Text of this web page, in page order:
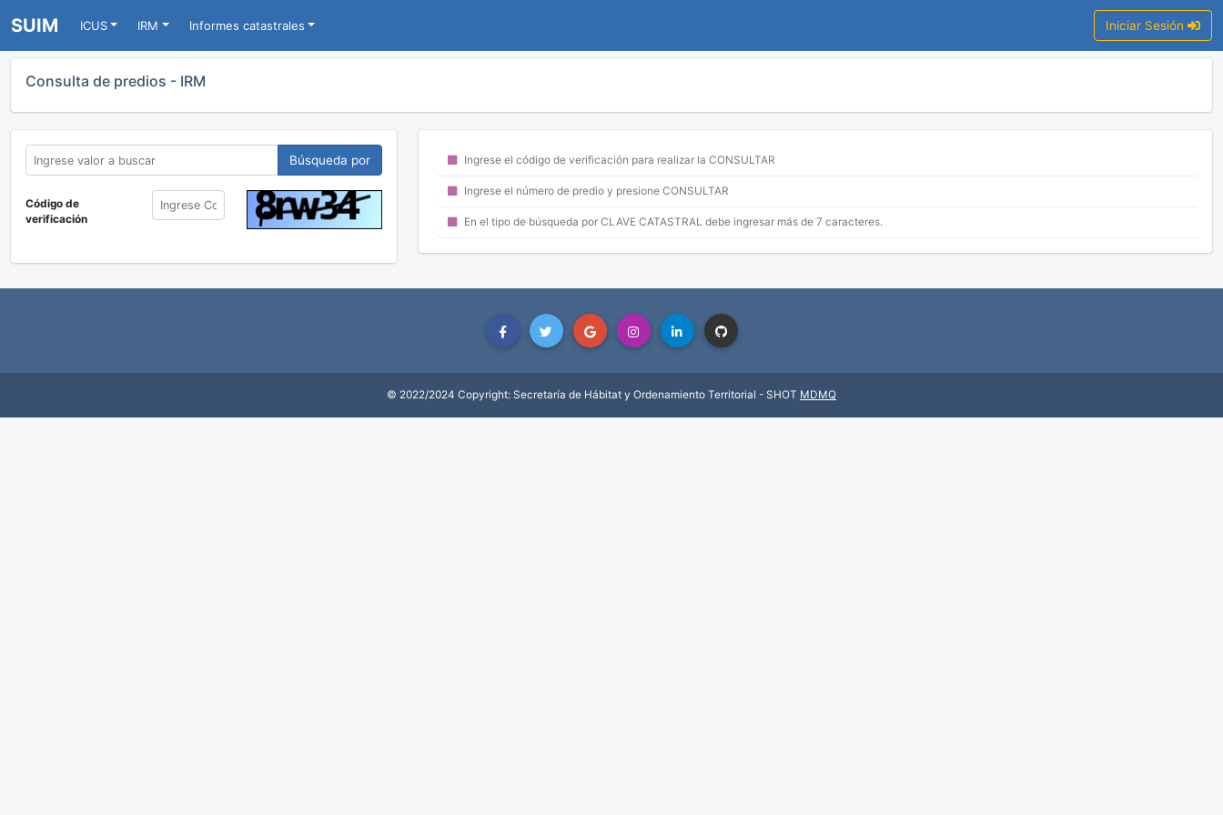
SUIM ICUS IRM Informes catastrales Iniciar Sesión
Consulta de predios - IRM
Código de
verificación
Ingrese el código de verificación para realizar la CONSULTAR
Ingrese el número de predio y presione CONSULTAR
En el tipo de búsqueda por CLAVE CATASTRAL debe ingresar más de 7 caracteres.
© 2022/2024 Copyright: Secretaría de Hábitat y Ordenamiento Territorial - SHOT MDMQ